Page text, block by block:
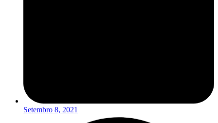
Setembro 8, 2021